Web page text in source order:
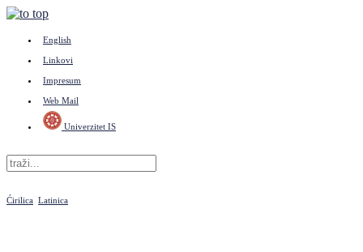
English
Linkovi
Impresum
Web Mail
Univerzitet IS
Ćirilica Latinica